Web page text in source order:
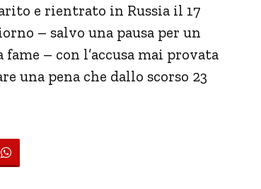
e rientrato in Russia il 17
– salvo una pausa per un
– con l’accusa mai provata
una pena che dallo scorso 23